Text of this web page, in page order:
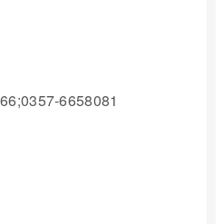
6658081